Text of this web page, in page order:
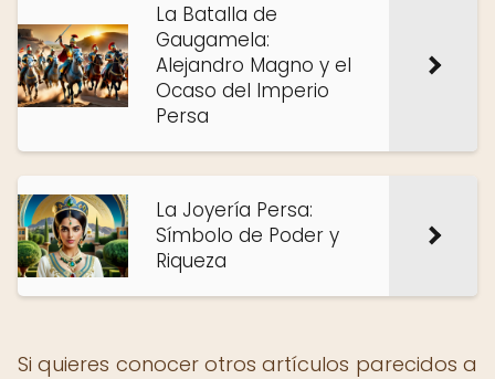
La Batalla de
Gaugamela:
Alejandro Magno y el
Ocaso del Imperio
Persa
La Joyería Persa:
Símbolo de Poder y
Riqueza
Si quieres conocer otros artículos parecidos a